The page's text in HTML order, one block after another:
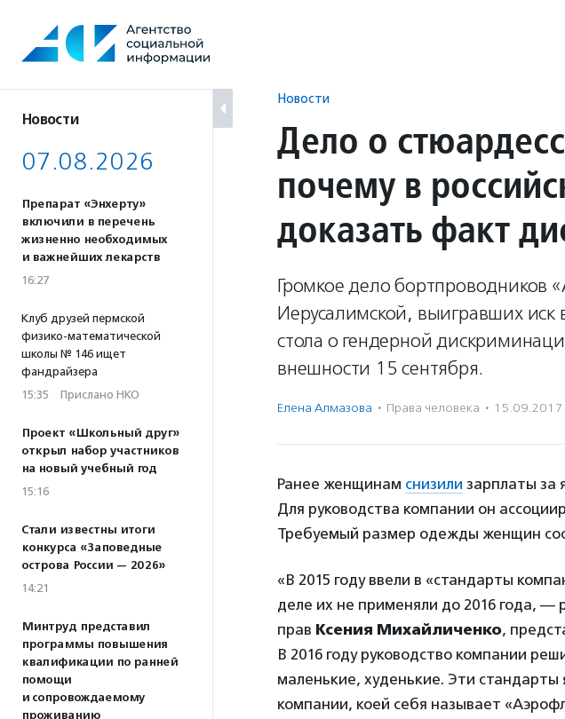
содержанию
Новости
07.08.2026
Препарат «Энхерту»
включили в перечень
жизненно необходимых
и важнейших лекарств
16:27
Клуб друзей пермской
физико-математической
школы № 146 ищет
фандрайзера
15:35 · Прислано НКО
Проект «Школьный друг»
открыл набор участников
на новый учебный год
15:16
Стали известны итоги
конкурса «Заповедные
острова России — 2026»
14:21
Минтруд представил
программы повышения
квалификации по ранней
помощи
и сопровождаемому
проживанию
Новости
Дело о
почему в
доказать факт
Громкое дело бортпроводников
Иерусалимской, выигравших иск
стола о гендерной
внешности 15 сентября.
Елена Алмазова · Права человека · 15.09.2017
Ранее женщинам снизили зарплаты за
Для руководства компании он
Требуемый размер одежды женщин
«В 2015 году ввели в «стандарты
деле их не применяли до 2016 года, —
прав Ксения Михайличенко,
В 2016 году руководство компании
маленькие, худенькие. Эти
компании, коей себя называет